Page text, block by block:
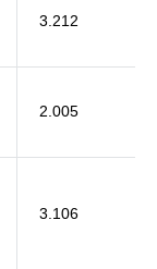
3.212
2.005
3.106